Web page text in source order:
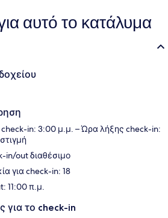
βρίσκεται σε απόσταση 7
αυτό το κατάλυμα
in: 3:00 μ.μ. – Ώρα λήξης check-in:
in/out διαθέσιμο
για check-in: 18
11:00 π.μ.
για το check-in